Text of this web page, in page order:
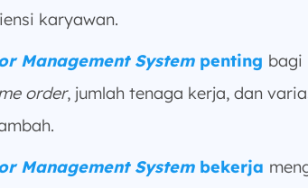
karyawan.
Management Systempenting bagi
order, jumlah tenaga kerja, dan
Management System bekerja